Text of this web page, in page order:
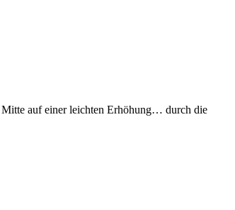
auf einer leichten Erhöhung… durch die